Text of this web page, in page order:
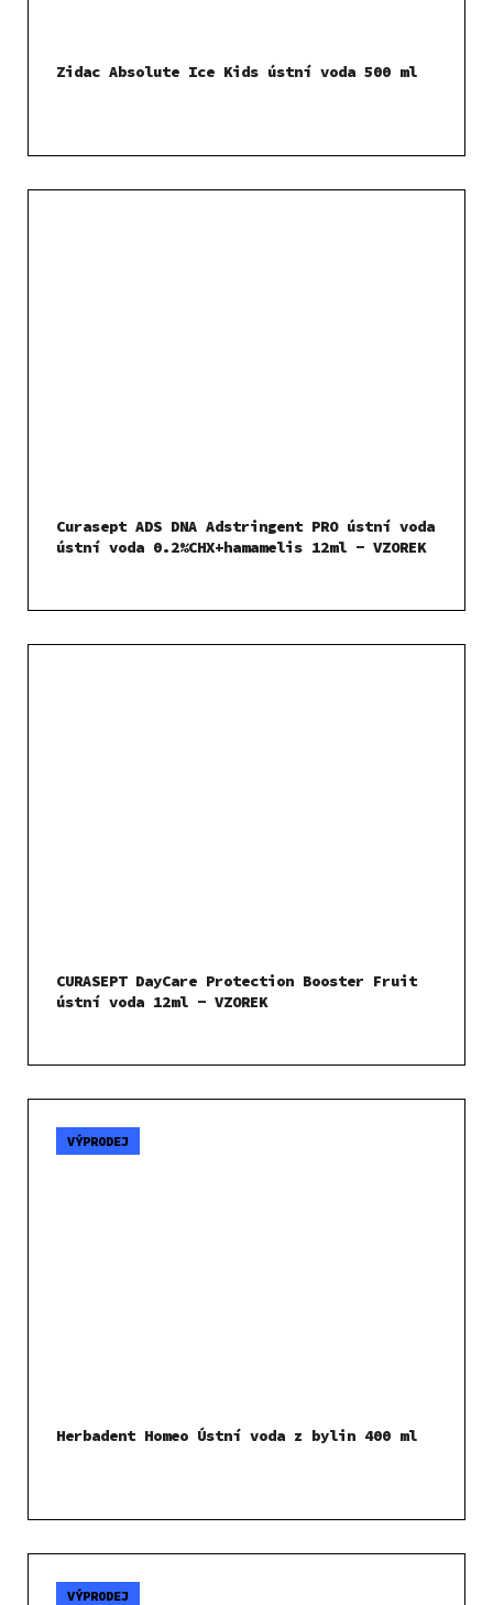
Zidac Absolute Ice Kids ústní voda 500 ml
Curasept ADS DNA Adstringent PRO ústní voda
ústní voda 0.2%CHX+hamamelis 12ml - VZOREK
CURASEPT DayCare Protection Booster Fruit
ústní voda 12ml - VZOREK
VÝPRODEJ
Herbadent Homeo Ústní voda z bylin 400 ml
VÝPRODEJ